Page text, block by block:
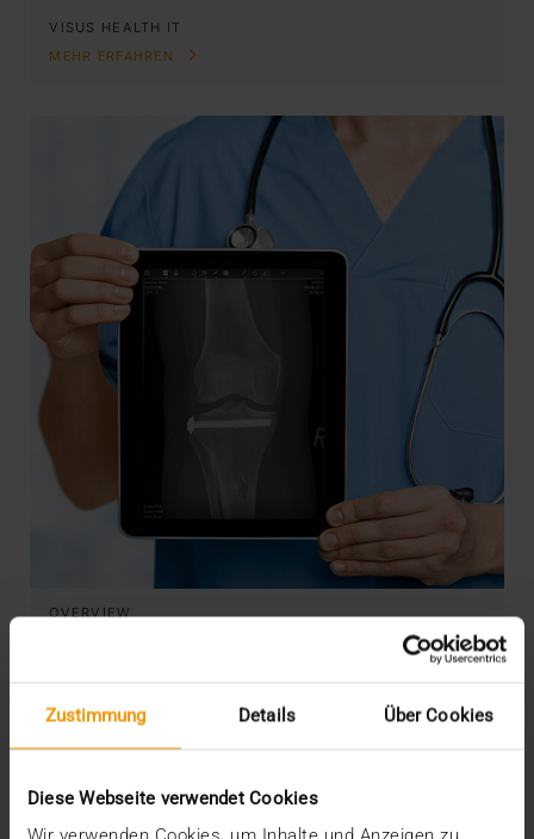
Zustimmung Details Über Cookies
Diese Webseite verwendet Cookies
VISUS HEALTH IT
MEHR ERFAHREN
OVERVIEW
Datenzugriff zu jeder Zeit und an jedem
Ort
23.03.2018
Um den medizinischen Workflow und damit